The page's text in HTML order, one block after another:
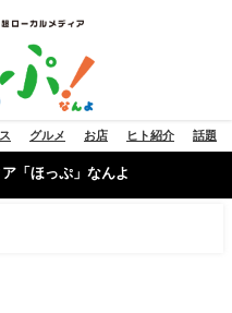
グルメ お店 ヒト紹介 話題
「ほっぷ」なんよ